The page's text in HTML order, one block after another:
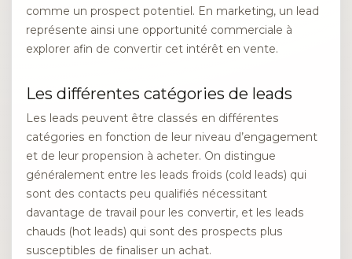
comme un prospect potentiel. En marketing, un lead
représente ainsi une opportunité commerciale à
explorer afin de convertir cet intérêt en vente.
Les différentes catégories de leads
Les leads peuvent être classés en différentes
catégories en fonction de leur niveau d’engagement
et de leur propension à acheter. On distingue
généralement entre les leads froids (cold leads) qui
sont des contacts peu qualifiés nécessitant
davantage de travail pour les convertir, et les leads
chauds (hot leads) qui sont des prospects plus
susceptibles de finaliser un achat.